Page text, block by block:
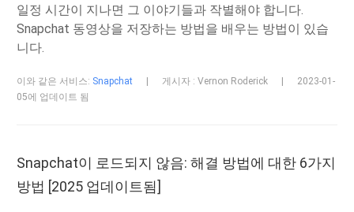
일정 시간이 지나면 그 이야기들과 작별해야 합니다.
Snapchat 동영상을 저장하는 방법을 배우는 방법이 있습
니다.
이와 같은 서비스: Snapchat 게시자 : Vernon Roderick
2023-01-
05에 업데이트 됨
Snapchat이 로드되지 않음: 해결 방법에 대한 6가지
방법 [2025 업데이트됨]